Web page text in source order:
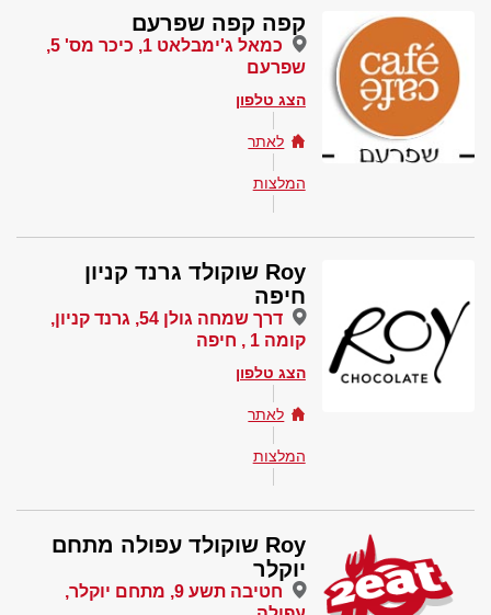
קפה קפה שפרעם
כמאל ג'ימבלאט 1, כיכר מס' 5,
שפרעם
הצג טלפון
לאתר
המלצות
Roy שוקולד גרנד קניון
חיפה
דרך שמחה גולן 54, גרנד קניון,
קומה 1 , חיפה
הצג טלפון
לאתר
המלצות
Roy שוקולד עפולה מתחם
יוקלר
חטיבה תשע 9, מתחם יוקלר,